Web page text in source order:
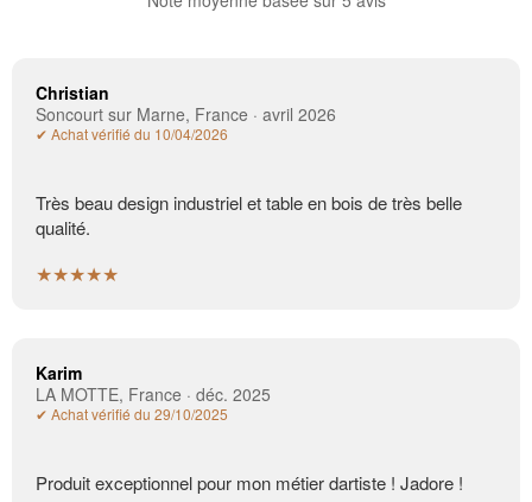
Christian
Soncourt sur Marne, France · avril 2026
✔ Achat vérifié du 10/04/2026
Très beau design industriel et table en bois de très belle
qualité.
★★★★★
Karim
LA MOTTE, France · déc. 2025
✔ Achat vérifié du 29/10/2025
Produit exceptionnel pour mon métier dartiste ! Jadore !